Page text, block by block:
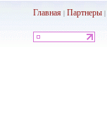
Главная| Партнеры|